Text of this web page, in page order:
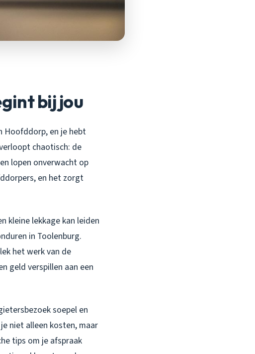
bij jou
Hoofddorp, en je hebt
chaotisch: de
lopen onverwacht op
en het zorgt
kleine lekkage kan leiden
in Toolenburg.
het werk van de
geld verspillen aan een
soepel en
niet alleen kosten, maar
tips om je afspraak